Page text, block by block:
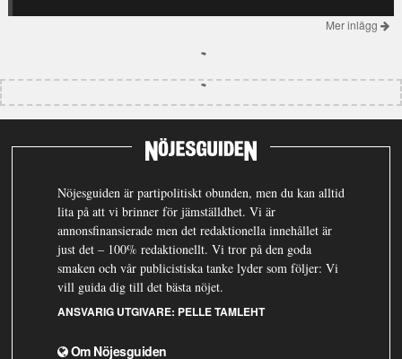
Mer inlägg
Nöjesguiden är partipolitiskt obunden, men du kan alltid
lita på att vi brinner för jämställdhet. Vi är
annonsfinansierade men det redaktionella innehållet är
just det – 100% redaktionellt. Vi tror på den goda
smaken och vår publicistiska tanke lyder som följer: Vi
vill guida dig till det bästa nöjet.
ANSVARIG UTGIVARE: PELLE TAMLEHT
Om Nöjesguiden